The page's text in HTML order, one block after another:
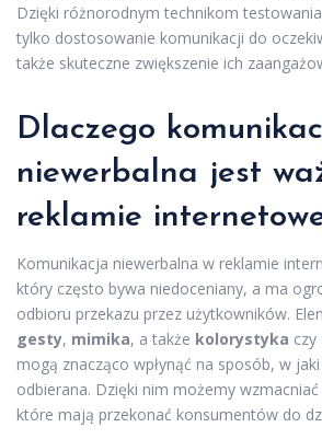
Dzięki różnorodnym technikom
tylko dostosowanie komunikacji do
także skuteczne zwiększenie ich
Dlaczego
niewerbalna jest
reklamie
Komunikacja niewerbalna w reklamie
który często bywa niedoceniany, a ma
odbioru przekazu przez użytkowników.
gesty, mimika, a także kolorystyka czy
mogą znacząco wpłynąć na sposób, w
odbierana. Dzięki nim możemy
które mają przekonać konsumentów do